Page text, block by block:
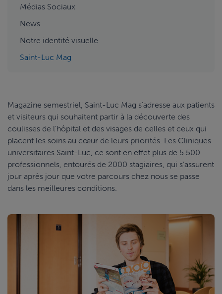
Médias Sociaux
News
Notre identité visuelle
Saint-Luc Mag
Magazine semestriel, Saint-Luc Mag s’adresse aux patients
et visiteurs qui souhaitent partir à la découverte des
coulisses de l’hôpital et des visages de celles et ceux qui
placent les soins au cœur de leurs priorités. Les Cliniques
universitaires Saint-Luc, ce sont en effet plus de 5.500
professionnels, entourés de 2000 stagiaires, qui s’assurent
jour après jour que votre parcours chez nous se passe
dans les meilleures conditions.